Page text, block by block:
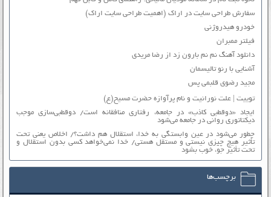
سفارش طراحی سایت در اراک (اهمیت طراحی سایت اراک)
خودرو هیدروژنی
فیلتر ممبران
دانلود آهنگ نم نم بارون زد از رضا مریدی
آشنایی با رنو تالیسمان
مجید رضوی قلبمی پس
توییت | علت نورانیت و نام پرآوازه حضرت مسیح(ع)
ایجاد «دوقطبی کاذب» در جامعه، رفتاری منافقانه است/ دوقطبی‌سازی موجب
دیکتاتوری روانی در جامعه می‌شود
چطور می‌شود در عین وابستگی به خدا، استقلال هم داشت؟/ اخلاص یعنی تحت
تأثیر هیچ چیزی نیستی و مستقل هستی/ خدا نمی‌خواهد کسی بدون استقلال و
تحت تأثیر جوّ، خوب بشود
برچسب‌ها